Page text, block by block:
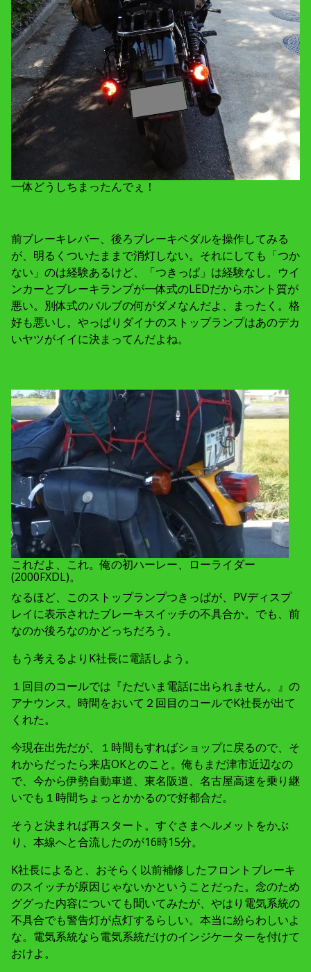
一体どうしちまったんでぇ！
前ブレーキレバー、後ろブレーキペダルを操作してみる
が、明るくついたままで消灯しない。それにしても「つか
ない」のは経験あるけど、「つきっぱ」は経験なし。ウイ
ンカーとブレーキランプが一体式のLEDだからホント質が
悪い。別体式のバルブの何がダメなんだよ、まったく。格
好も悪いし。やっぱりダイナのストップランプはあのデカ
いヤツがイイに決まってんだよね。
これだよ、これ。俺の初ハーレー、ローライダー
(2000FXDL)。
なるほど、このストップランプつきっぱが、PVディスプ
レイに表示されたブレーキスイッチの不具合か。でも、前
なのか後ろなのかどっちだろう。
もう考えるよりK社長に電話しよう。
１回目のコールでは『ただいま電話に出られません。』の
アナウンス。時間をおいて２回目のコールでK社長が出て
くれた。
今現在出先だが、１時間もすればショップに戻るので、そ
れからだったら来店OKとのこと。俺もまだ津市近辺なの
で、今から伊勢自動車道、東名阪道、名古屋高速を乗り継
いでも１時間ちょっとかかるので好都合だ。
そうと決まれば再スタート。すぐさまヘルメットをかぶ
り、本線へと合流したのが16時15分。
K社長によると、おそらく以前補修したフロントブレーキ
のスイッチが原因じゃないかということだった。念のため
ググった内容についても聞いてみたが、やはり電気系統の
不具合でも警告灯が点灯するらしい。本当に紛らわしいよ
な。電気系統なら電気系統だけのインジケーターを付けて
おけよ。